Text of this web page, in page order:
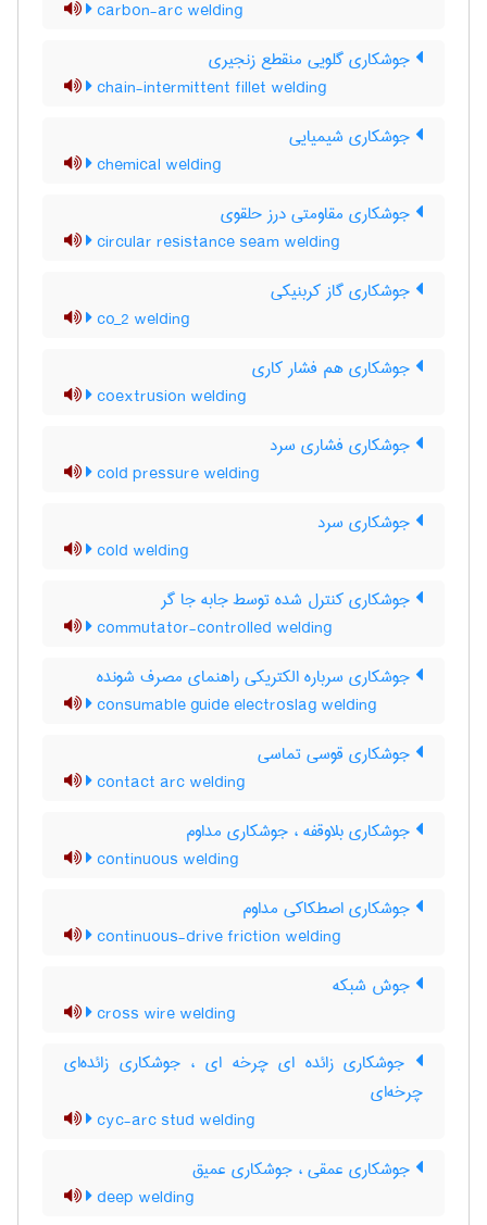
carbon-arc welding
جوشکاری گلویی منقطع زنجیری
chain-intermittent fillet welding
جوشکاری شیمیایی
chemical welding
جوشکاری مقاومتی درز حلقوی
circular resistance seam welding
جوشکاری گاز کربنیکی
co_2 welding
جوشکاری هم فشار کاری
coextrusion welding
جوشکاری فشاری سرد
cold pressure welding
جوشکاری سرد
cold welding
جوشکاری کنترل شده توسط جابه جا گر
commutator-controlled welding
جوشکاری سرباره الکتریکی راهنمای مصرف شونده
consumable guide electroslag welding
جوشکاری قوسی تماسی
contact arc welding
جوشکاری بلاوقفه ، جوشکاری مداوم
continuous welding
جوشکاری اصطکاکی مداوم
continuous-drive friction welding
جوش شبکه
cross wire welding
جوشکاری زائده ای چرخه ای ، جوشکاری زائده‌ای
چرخه‌ای
cyc-arc stud welding
جوشکاری عمقی ، جوشکاری عمیق
deep welding